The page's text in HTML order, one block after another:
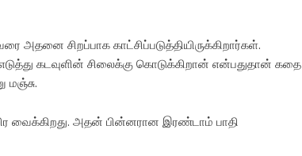
அதனை சிறப்பாக காட்சிப்படுத்தியிருக்கிறார்கள்.
கடவுளின் சிலைக்கு கொடுக்கிறான் என்பதுதான் கதை
மஞ்சு.
வைக்கிறது. அதன் பின்னரான இரண்டாம் பாதி